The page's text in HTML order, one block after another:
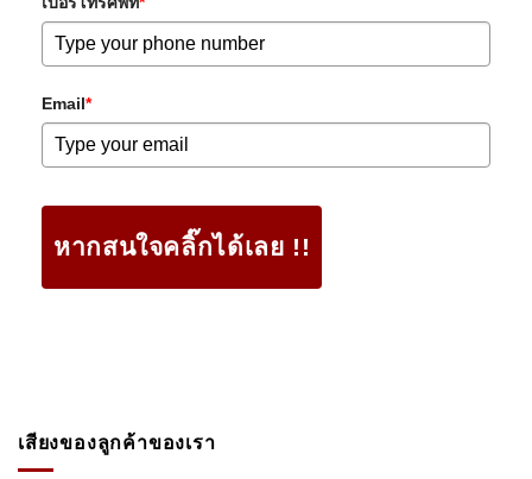
Email*
หากสนใจคลิ๊กได้เลย !!
เสียงของลูกค้าของเรา